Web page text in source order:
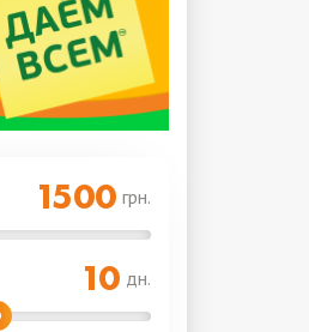
грн.
дн.